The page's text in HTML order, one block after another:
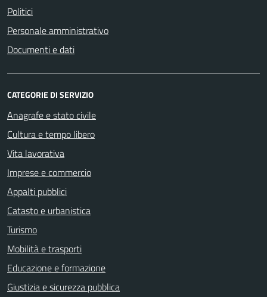
Politici
Personale amministrativo
Documenti e dati
CATEGORIE DI SERVIZIO
Anagrafe e stato civile
Cultura e tempo libero
Vita lavorativa
Imprese e commercio
Appalti pubblici
Catasto e urbanistica
Turismo
Mobilità e trasporti
Educazione e formazione
Giustizia e sicurezza pubblica